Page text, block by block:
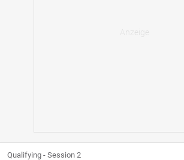
Qualifying - Session 2